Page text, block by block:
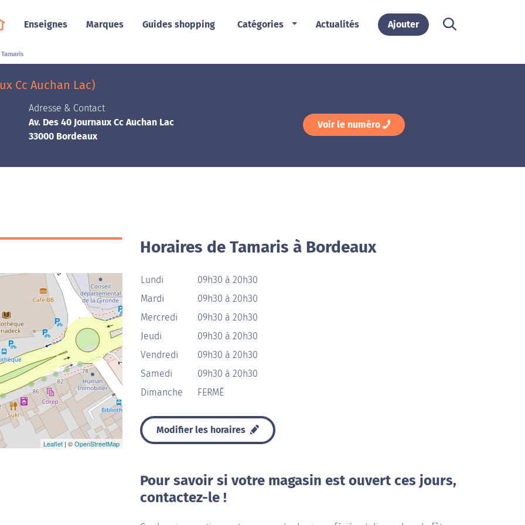
Enseignes Marques Guides shopping Catégories Actualités Ajouter
Tamaris
Cc Auchan Lac)
Adresse & Contact
Av. Des 40 Journaux Cc Auchan Lac
33000 Bordeaux
Voir le numéro
Leaflet | ©OpenStreetMap
Horaires de Tamaris à Bordeaux
Lundi
09h30 à 20h30
Mardi
09h30 à 20h30
Mercredi
09h30 à 20h30
Jeudi
09h30 à 20h30
Vendredi
09h30 à 20h30
Samedi
09h30 à 20h30
Dimanche
FERMÉ
Modifier les horaires
Pour savoir si votre magasin est ouvert ces jours,
contactez-le !